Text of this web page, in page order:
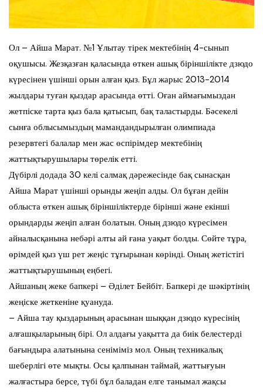
Ол – Айша Марат. №1 Ұлытау тірек мектебінің 4-сынып
оқушысы. Жезқазған қаласында өткен ашық біріншілікте дзюдо
күресінен үшінші орын алған қыз. Бұл жарыс 2013-2014
жылдары туған қыздар арасында өтті. Оған аймағымыздан
жетпіске тарта қыз бала қатысып, бақ таластырды. Бәсекелі
сынға облысымыздың мамандандырылған олимпиада
резервтегі балалар мен жас өспірімдер мектебінің
жаттықтырушылары төрелік етті.
Дүбірлі додада 30 келі салмақ дәрежесінде бақ сынасқан
Айша Марат үшінші орынды жеңіп алды. Ол бұған дейін
облыста өткен ашық біріншіліктерде бірінші және екінші
орындарды жеңіп алған болатын. Оның дзюдо күресімен
айналысқанына небәрі алты ай ғана уақыт болды. Сөйте тұра,
өрімдей қыз үш рет жеңіс тұғырынан көрінді. Оның жетістігі
жаттықтырушының еңбегі.
Айшаның жеке бапкері – Әділет Бейбіт. Бапкері де шәкіртінің
жеңіске жеткеніне қуануда.
– Айша тау қыздарының арасынан шыққан дзюдо күресінің
алғашқыларының бірі. Ол алдағы уақытта да биік белестерді
бағындыра алатынына сеніміміз мол. Оның техникалық
шеберлігі өте мықты. Осы қалпынан таймай, жаттығуын
жалғастыра берсе, түбі бұл баладан елге танымал жақсы